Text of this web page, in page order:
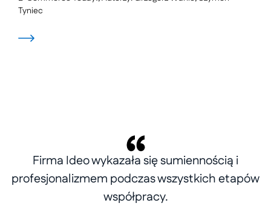
Tyniec
Firma Ideo wykazała się sumiennością i
profesjonalizmem podczas wszystkich etapów
współpracy.